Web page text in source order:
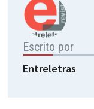
Escrito por
Entreletras